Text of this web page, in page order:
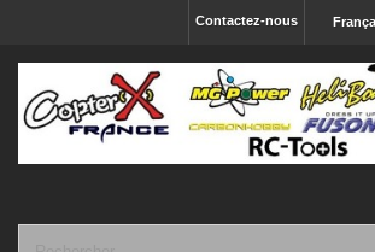
Contactez-nous